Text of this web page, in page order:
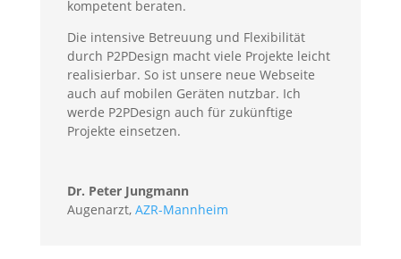
kompetent beraten.
Die intensive Betreuung und Flexibilität
durch P2PDesign macht viele Projekte leicht
realisierbar. So ist unsere neue Webseite
auch auf mobilen Geräten nutzbar. Ich
werde P2PDesign auch für zukünftige
Projekte einsetzen.
Dr. Peter Jungmann
Augenarzt, AZR-Mannheim